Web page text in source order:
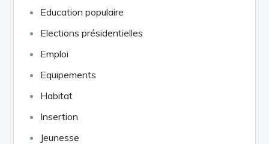
Education populaire
Elections présidentielles
Emploi
Equipements
Habitat
Insertion
Jeunesse